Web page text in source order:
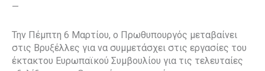
—
Την Πέμπτη 6 Μαρτίου, ο Πρωθυπουργός μεταβαίνει
στις Βρυξέλλες για να συμμετάσχει στις εργασίες του
έκτακτου Ευρωπαϊκού Συμβουλίου για τις τελευταίες